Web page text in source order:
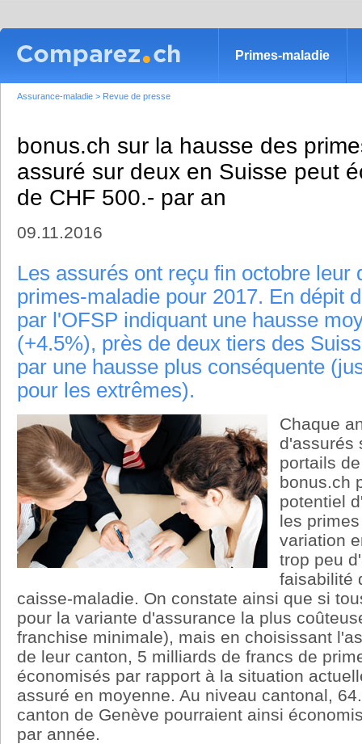
Primes-maladie
Assurance-maladie > Revue de presse
bonus.ch sur la hausse des
assuré sur deux en Suisse peut
de CHF 500.- par an
09.11.2016
Les assurés ont reçu fin octobre leur
primes-maladie pour 2017. En dépit
par l'OFSP indiquant une hausse
(+4.5%), près de deux tiers des
par une hausse plus conséquente
pour les extrêmes).
Chaque
d'assurés
portails
bonus.ch
potentiel
les
variation
trop peu
faisabilité
caisse-maladie. On constate ainsi que si
pour la variante d'assurance la plus
franchise minimale), mais en choisissant
de leur canton, 5 milliards de francs de
économisés par rapport à la situation
assuré en moyenne. Au niveau cantonal,
canton de Genève pourraient ainsi
par année.